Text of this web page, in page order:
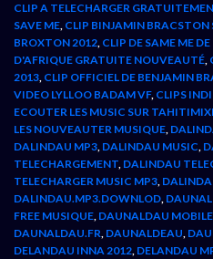
CLIP A TELECHARGER
SAVE ME, CLIP BINJAMIN BRACSTON
BROXTON 2012, CLIP DE SAME ME
D'AFRIQUE GRATUITE NOUVEAUTÉ,
2013, CLIP OFFICIEL DE BENJAMIN
VIDEO LYLLOO BADAM VF, CLIPS
ECOUTER LES MUSIC SUR
LES NOUVEAUTER MUSIQUE,
DALINDAU MP3, DALINDAU MUSIC,
TELECHARGEMENT, DALINDAU
TELECHARGER MUSIC MP3,
DALINDAU.MP3.DOWNLOD,
FREE MUSIQUE, DAUNALDAU MOBILE
DAUNALDAU.FR, DAUNALDEAU,
DELANDAU INNA 2012, DELANDAU